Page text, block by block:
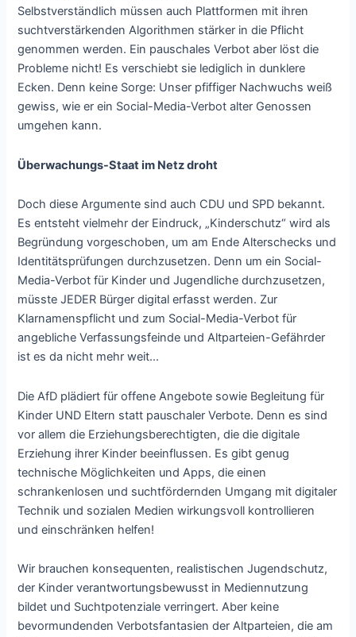
Selbstverständlich müssen auch Plattformen mit ihren
suchtverstärkenden Algorithmen stärker in die Pflicht
genommen werden. Ein pauschales Verbot aber löst die
Probleme nicht! Es verschiebt sie lediglich in dunklere
Ecken. Denn keine Sorge: Unser pfiffiger Nachwuchs weiß
gewiss, wie er ein Social-Media-Verbot alter Genossen
umgehen kann.
Überwachungs-Staat im Netz droht
Doch diese Argumente sind auch CDU und SPD bekannt.
Es entsteht vielmehr der Eindruck, „Kinderschutz“ wird als
Begründung vorgeschoben, um am Ende Alterschecks und
Identitätsprüfungen durchzusetzen. Denn um ein Social-
Media-Verbot für Kinder und Jugendliche durchzusetzen,
müsste JEDER Bürger digital erfasst werden. Zur
Klarnamenspflicht und zum Social-Media-Verbot für
angebliche Verfassungsfeinde und Altparteien-Gefährder
ist es da nicht mehr weit…
Die AfD plädiert für offene Angebote sowie Begleitung für
Kinder UND Eltern statt pauschaler Verbote. Denn es sind
vor allem die Erziehungsberechtigten, die die digitale
Erziehung ihrer Kinder beeinflussen. Es gibt genug
technische Möglichkeiten und Apps, die einen
schrankenlosen und suchtfördernden Umgang mit digitaler
Technik und sozialen Medien wirkungsvoll kontrollieren
und einschränken helfen!
Wir brauchen konsequenten, realistischen Jugendschutz,
der Kinder verantwortungsbewusst in Mediennutzung
bildet und Suchtpotenziale verringert. Aber keine
bevormundenden Verbotsfantasien der Altparteien, die am